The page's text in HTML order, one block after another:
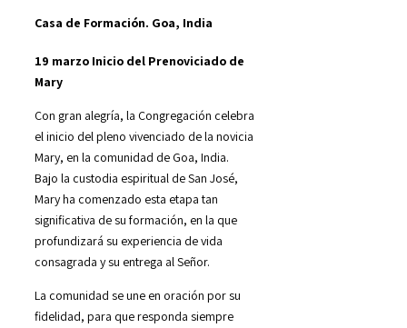
Casa de Formación. Goa, India
19 marzo Inicio del Prenoviciado de
Mary
Con gran alegría, la Congregación celebra
el inicio del pleno vivenciado de la novicia
Mary, en la comunidad de Goa, India.
Bajo la custodia espiritual de San José,
Mary ha comenzado esta etapa tan
significativa de su formación, en la que
profundizará su experiencia de vida
consagrada y su entrega al Señor.
La comunidad se une en oración por su
fidelidad, para que responda siempre